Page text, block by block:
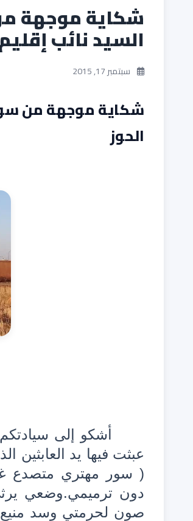
شكاية موجهة من
السيد نائب
سبتمبر 17, 2015
شكاية موجهة من سور
الحوز
أشكو إلى سيادتكم
عبثت فيها يد
( سور مهتري متصدع
دون ترميمي.وضعي
صون لحرمتي وسد منيع